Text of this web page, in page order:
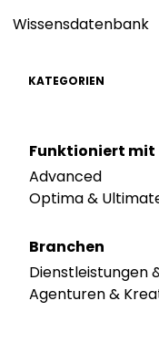
Wissensdatenbank
KATEGORIEN
Funktioniert mit
Advanced
Optima &
Branchen
Dienstleistungen
Agenturen &